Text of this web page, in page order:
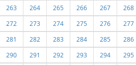
263
264 265 266 267 268
272
273 274 275 276 277
281
282 283 284 285 286
290
291 292 293 294 295